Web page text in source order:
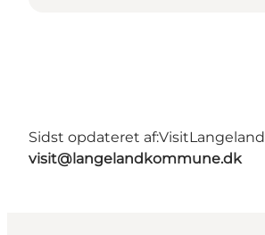
Sidst opdateret af:VisitLangeland
visit@langelandkommune.dk